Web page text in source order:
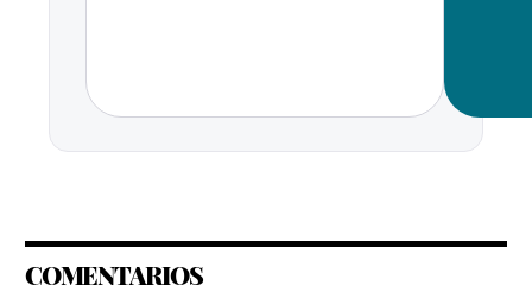
COMENTARIOS